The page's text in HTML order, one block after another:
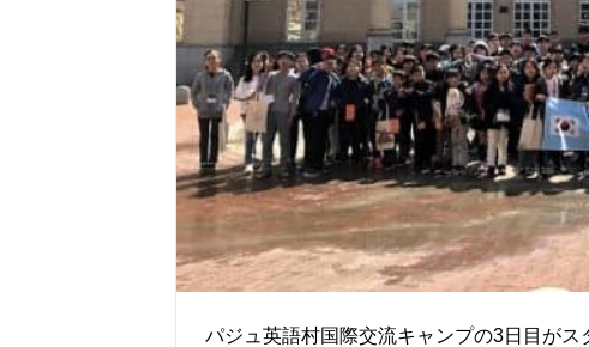
パジュ英語村国際交流キャンプの3日目がス